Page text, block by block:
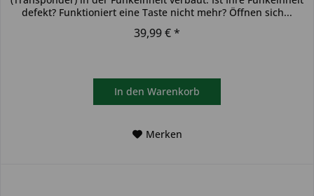
defekt? Funktioniert eine Taste nicht mehr? Öffnen sich...
39,99 € *
In den Warenkorb
Merken